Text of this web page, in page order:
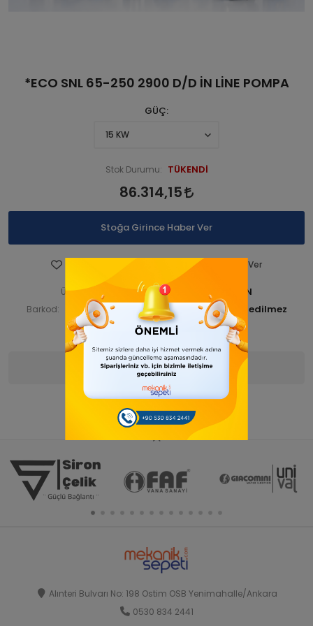
*ECO SNL 65-250 2900 D/D İN LİNE POMPA
GÜÇ
Stok Durumu: TÜKENDİ
86.314,15
Stoğa Girince Haber Ver
Fiyatı Düşünce Haber Ver
Ürün Kodu: STNSNL290 00041-ANA ÜRÜN
Barkod: STNSNL29000041 İade Bilgisi:
Ürün Bilgisi Yorumlar
Alınteri Bulvarı No: 198 Ostim OSB Yenimahalle/Ankara
0530 834 2441